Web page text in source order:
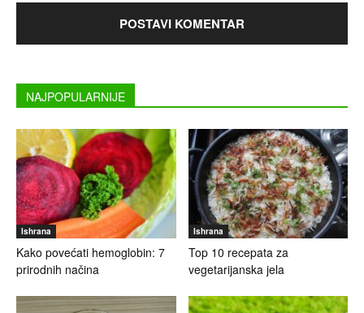
NAJPOPULARNIJE
Ishrana
Kako povećati hemoglobin: 7
prirodnih načina
Ishrana
Top 10 recepata za
vegetarijanska jela